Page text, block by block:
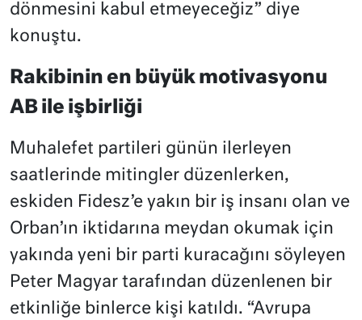
dönmesini kabul etmeyeceğiz” diye
konuştu.
Rakibinin en büyük motivasyonu
AB ile işbirliği
Muhalefet partileri günün ilerleyen
saatlerinde mitingler düzenlerken,
eskiden Fidesz’e yakın bir iş insanı olan ve
Orban’ın iktidarına meydan okumak için
yakında yeni bir parti kuracağını söyleyen
Peter Magyar tarafından düzenlenen bir
etkinliğe binlerce kişi katıldı. “Avrupa